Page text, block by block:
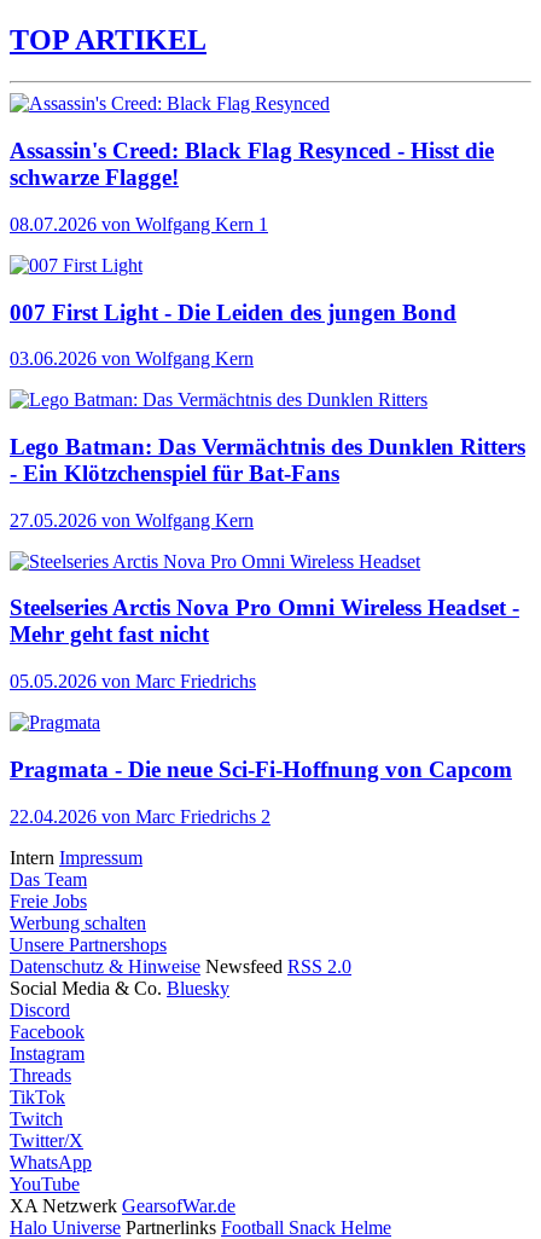
TOP ARTIKEL
Assassin's Creed: Black Flag Resynced - Hisst die
schwarze Flagge!
08.07.2026 von Wolfgang Kern 1
007 First Light - Die Leiden des jungen Bond
03.06.2026 von Wolfgang Kern
Lego Batman: Das Vermächtnis des Dunklen Ritters
- Ein Klötzchenspiel für Bat-Fans
27.05.2026 von Wolfgang Kern
Steelseries Arctis Nova Pro Omni Wireless Headset -
Mehr geht fast nicht
05.05.2026 von Marc Friedrichs
Pragmata - Die neue Sci-Fi-Hoffnung von Capcom
22.04.2026 von Marc Friedrichs 2
Intern Impressum
Das Team
Freie Jobs
Werbung schalten
Unsere Partnershops
Datenschutz & Hinweise Newsfeed RSS 2.0
Social Media & Co. Bluesky
Discord
Facebook
Instagram
Threads
TikTok
Twitch
Twitter/X
WhatsApp
YouTube
XA Netzwerk GearsofWar.de
Halo Universe Partnerlinks Football Snack Helme